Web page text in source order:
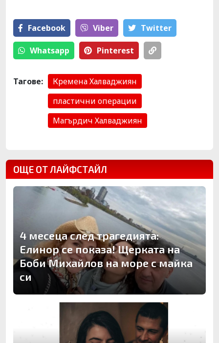
Facebook Viber Тwitter
Whatsapp Pinterest
Тагове:
Кремена Халваджиян
пластични операции
Магърдич Халваджиян
ОЩЕ ОТ ЛАЙФСТАЙЛ
4 месеца след трагедията:
Елинор се показа! Щерката на
Боби Михайлов на море с майка
си